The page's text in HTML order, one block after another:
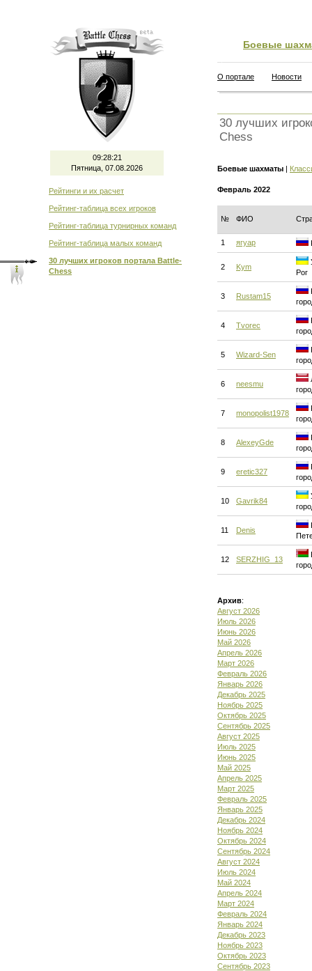
09:28:22
Пятница, 07.08.2026
Рейтинги и их расчет
Рейтинг-таблица всех игроков
Рейтинг-таблица турнирных команд
Рейтинг-таблица малых команд
30 лучших игроков портала Battle-
Chess
Боевые
О портале Новости
30 лучших
Chess
Боевые шахматы |
Февраль 2022
№ ФИО
1 ягуар
2 Kym
Рог
3 Rustam15
4 Tvorec
5 Wizard-Sen
6 neesmu
7 monopolist1978
8 AlexeyGde
9 eretic327
10 Gavrik84
11 Denis
12 SERZHIG_13
Архив:
Август 2026
Июль 2026
Июнь 2026
Май 2026
Апрель 2026
Март 2026
Февраль 2026
Январь 2026
Декабрь 2025
Ноябрь 2025
Октябрь 2025
Сентябрь 2025
Август 2025
Июль 2025
Июнь 2025
Май 2025
Апрель 2025
Март 2025
Февраль 2025
Январь 2025
Декабрь 2024
Ноябрь 2024
Октябрь 2024
Сентябрь 2024
Август 2024
Июль 2024
Май 2024
Апрель 2024
Март 2024
Февраль 2024
Январь 2024
Декабрь 2023
Ноябрь 2023
Октябрь 2023
Сентябрь 2023